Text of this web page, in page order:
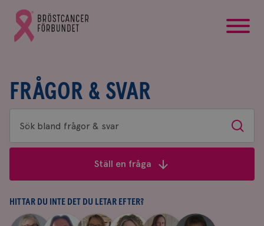
Gå
till
Bröstcancerförbundets
FRÅGOR & SVAR
Sök
bland
&
svar
Sök
Ställ en fråga
HITTAR DU INTE DET DU LETAR EFTER?
|
|
|
|